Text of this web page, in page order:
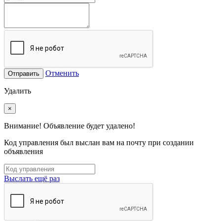
Отправить Отменить
Удалить
×
Внимание! Объявление будет удалено!
Код управления был выслан вам на почту при создании
объявления
Выслать ещё раз